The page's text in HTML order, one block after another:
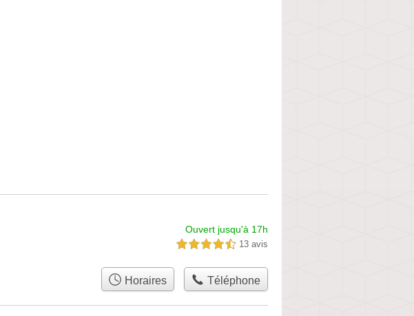
Ouvert jusqu'à 17h
4,5 étoiles sur 5 13 avis
Horaires Téléphone